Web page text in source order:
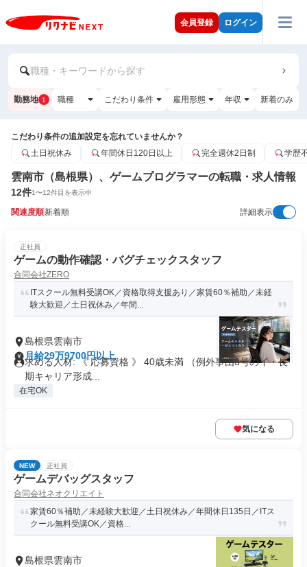
会員登録 ログイン
職種・キーワードから探す
勤務地 1 職種 こだわり条件 雇用形態 年収 新着のみ
こだわり条件の追加設定を忘れていませんか？
土日祝休み
年間休日120日以上 完全週休2日制 学歴
雲南市（島根県）、ゲームプログラマーの転職・求人情報
12件1〜12件目を表示中
関連度順新着順 詳細表示
正社員
ゲームの動作確認・バグチェックスタッフ
合同会社ZERO
ITスクール無料受講OK／資格取得支援あり／家賃60％補助／未経
験大歓迎／土日祝休み／年間...
島根県雲南市
月給29万9700円以上
求める人材: 《 応募資格 》 40歳未満 （例外事由3号のイ・長
期キャリア形成...
在宅OK
気になる
NEW 正社員
ゲームデバッグスタッフ
合同会社ネオクリエイト
家賃60％補助／未経験大歓迎／土日祝休み／年間休日135日／ITス
クール無料受講OK／資格...
島根県雲南市